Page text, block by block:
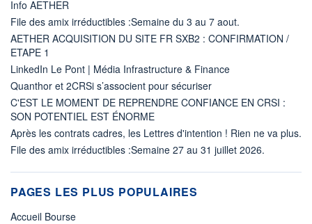
Info AETHER
File des amix irréductibles :Semaine du 3 au 7 aout.
AETHER ACQUISITION DU SITE FR SXB2 : CONFIRMATION /
ETAPE 1
LinkedIn Le Pont | Média Infrastructure & Finance
Quanthor et 2CRSi s’associent pour sécuriser
C'EST LE MOMENT DE REPRENDRE CONFIANCE EN CRSI :
SON POTENTIEL EST ÉNORME
Après les contrats cadres, les Lettres d'intention ! Rien ne va plus.
File des amix irréductibles :Semaine 27 au 31 juillet 2026.
PAGES LES PLUS POPULAIRES
Accueil Bourse